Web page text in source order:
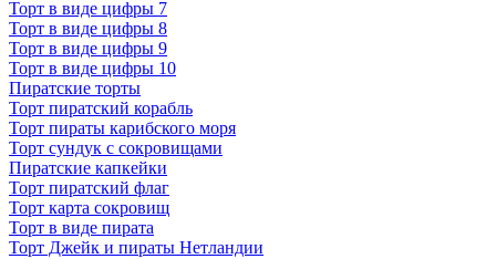
Торт в виде цифры 7
Торт в виде цифры 8
Торт в виде цифры 9
Торт в виде цифры 10
Пиратские торты
Торт пиратский корабль
Торт пираты карибского моря
Торт сундук с сокровищами
Пиратские капкейки
Торт пиратский флаг
Торт карта сокровищ
Торт в виде пирата
Торт Джейк и пираты Нетландии